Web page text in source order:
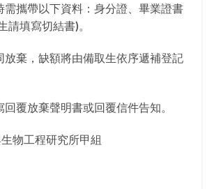
需攜帶以下資料：身分證、畢業證書
請填寫切結書)。
棄，缺額將由備取生依序遞補登記
覆放棄聲明書或回覆信件告知。
物工程研究所甲組